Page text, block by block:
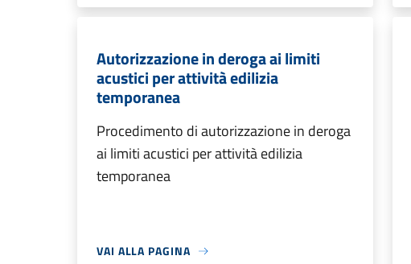
Autorizzazione in deroga ai limiti
acustici per attività edilizia
temporanea
Procedimento di autorizzazione in deroga
ai limiti acustici per attività edilizia
temporanea
VAI ALLA PAGINA